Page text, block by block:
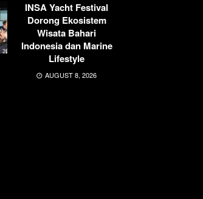
INSA Yacht Festival
Dorong Ekosistem
Wisata Bahari
Indonesia dan Marine
Lifestyle
AUGUST 8, 2026